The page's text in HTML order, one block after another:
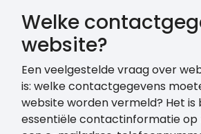
Welke
website?
Een veelgestelde vraag over
is: welke contactgegevens
website worden vermeld? Het is
essentiële contactinformatie op